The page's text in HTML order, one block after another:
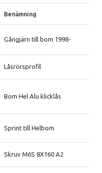
Benämning
Gångjärn till bom 1998-
Låsrörsprofil
Bom Hel Alu klicklås
Sprint till Helbom
Skruv M6S 8X160 A2